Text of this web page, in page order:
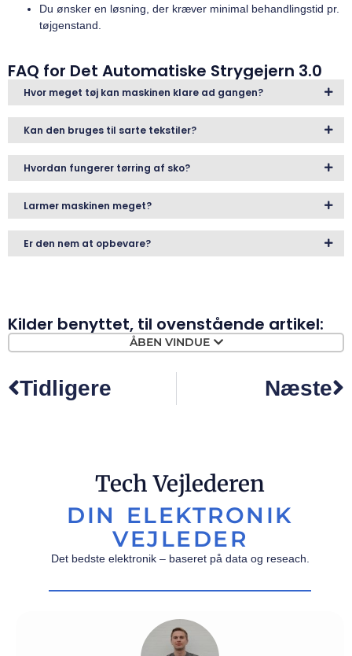
Du ønsker en løsning, der kræver minimal behandlingstid pr.
tøjgenstand.
FAQ for Det Automatiske Strygejern 3.0
Hvor meget tøj kan maskinen klare ad gangen?
Kan den bruges til sarte tekstiler?
Hvordan fungerer tørring af sko?
Larmer maskinen meget?
Er den nem at opbevare?
Kilder benyttet, til ovenstående artikel:
ÅBEN VINDUE
Tidligere Næste
Tech Vejlederen
DIN ELEKTRONIK
VEJLEDER
Det bedste elektronik – baseret på data og reseach.